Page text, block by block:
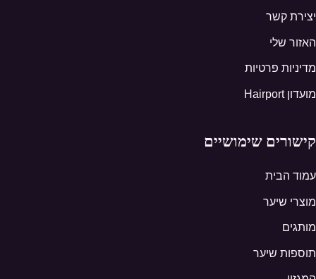
יצירת קשר
האזור שלי
מדיניות פרטיות
מועדון Hairport
קישורים שימושיים
עמוד הבית
מוצרי שיער
מותגים
תוספות שיער